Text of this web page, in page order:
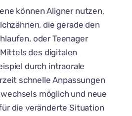
können Aligner nutzen,
die gerade den
oder Teenager
des digitalen
durch intraorale
schnelle Anpassungen
möglich und neue
die veränderte Situation